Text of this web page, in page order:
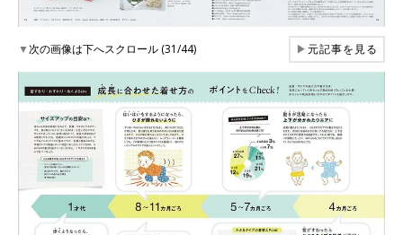
▼次の画像は下へスクロール (31/44) ▶元記事を見る